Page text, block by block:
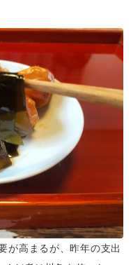
が高まるが、昨年の支出